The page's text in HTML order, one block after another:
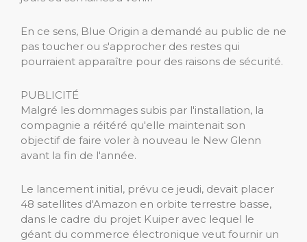
En ce sens, Blue Origin a demandé au public de ne
pas toucher ou s'approcher des restes qui
pourraient apparaître pour des raisons de sécurité.
PUBLICITÉ
Malgré les dommages subis par l'installation, la
compagnie a réitéré qu'elle maintenait son
objectif de faire voler à nouveau le New Glenn
avant la fin de l'année.
Le lancement initial, prévu ce jeudi, devait placer
48 satellites d'Amazon en orbite terrestre basse,
dans le cadre du projet Kuiper avec lequel le
géant du commerce électronique veut fournir un